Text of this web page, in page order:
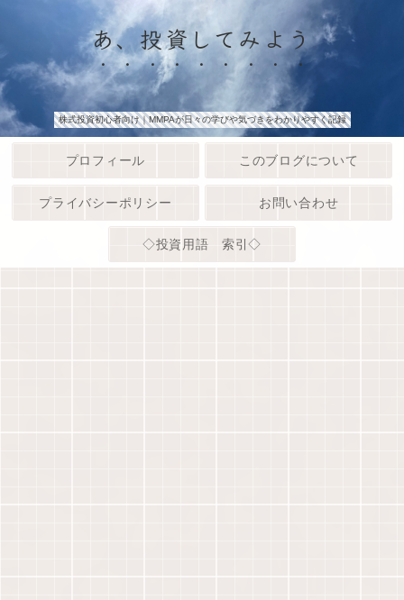
あ、投資してみよう
株式投資初心者向け｜MMPAが日々の学びや気づきをわかりやすく記録
プロフィール このブログについて
プライバシーポリシー お問い合わせ
◇投資用語 索引◇